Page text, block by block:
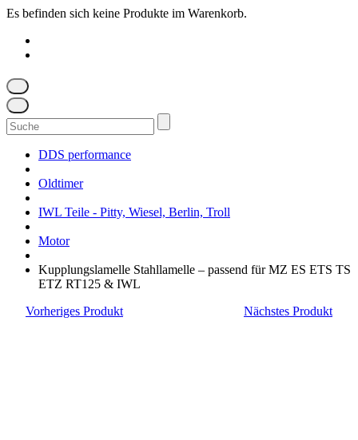
Es befinden sich keine Produkte im Warenkorb.
Suchen
nach:
DDS performance
Oldtimer
IWL Teile - Pitty, Wiesel, Berlin, Troll
Motor
Kupplungslamelle Stahllamelle – passend für MZ ES ETS TS
ETZ RT125 & IWL
Vorheriges Produkt
Nächstes Produkt